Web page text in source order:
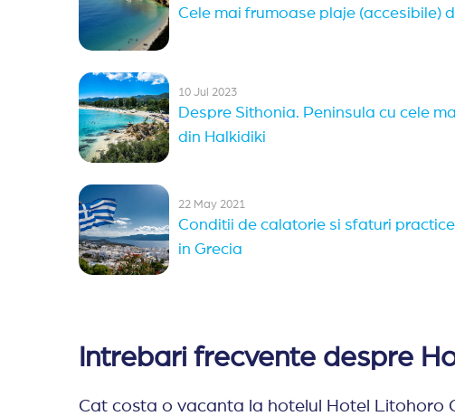
Cele mai frumoase plaje (accesibile)
10 Jul 2023
Despre Sithonia. Peninsula cu cele
din Halkidiki
22 May 2021
Conditii de calatorie si sfaturi
in Grecia
Intrebari frecvente despre
Cat costa o vacanta la hotelul Hotel Litohoro